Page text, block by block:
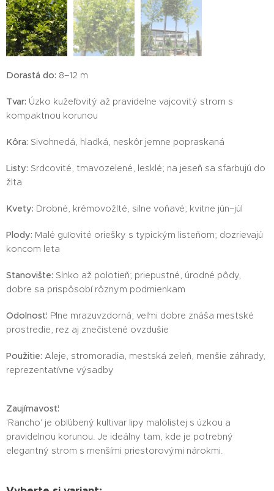
Dorastá do: 8–12 m
Tvar: Úzko kužeľovitý až pravidelne vajcovitý strom s
kompaktnou korunou
Kôra: Sivohnedá, hladká, neskôr jemne popraskaná
Listy: Srdcovité, tmavozelené, lesklé; na jeseň sa sfarbujú do
žlta
Kvety: Drobné, krémovožlté, silne voňavé; kvitne jún–júl
Plody: Malé guľovité oriešky s typickým listeňom; dozrievajú
koncom leta
Stanovište: Slnko až polotieň; priepustné, úrodné pôdy,
dobre sa prispôsobí rôznym podmienkam
Odolnosť: Plne mrazuvzdorná; veľmi dobre znáša mestské
prostredie, rez aj znečistené ovzdušie
Použitie: Aleje, stromoradia, mestská zeleň, menšie záhrady,
reprezentatívne výsadby
Zaujímavosť:
'Rancho' je obľúbený kultivar lipy malolistej s úzkou a
pravidelnou korunou. Je ideálny tam, kde je potrebný
elegantný strom s menšími priestorovými nárokmi.